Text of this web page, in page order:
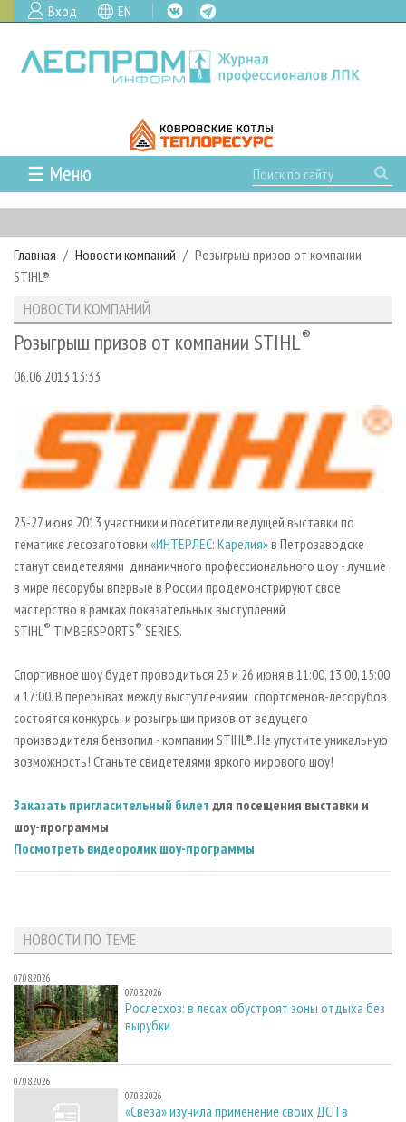
Вход EN
☰ Меню
ГЛАВНАЯ
РУБРИКИ И ТЕМЫ
РУБРИКИ ЖУРНАЛА
ЛЕСНОЕ ХОЗЯЙСТВО
ЛЕСОЗАГОТОВКА
ЛЕСОПИЛЕНИЕ
ДЕРЕВООБРАБОТКА
СУШКА ДРЕВЕСИНЫ
ПРОИЗВОДСТВО ДРЕВЕСНЫХ ПЛИТ
ДЕРЕВЯННОЕ ДОМОСТРОЕНИЕ
БИОЭНЕРГЕТИКА
ЦБП
ИНСТРУМЕНТ И МАТЕРИАЛЫ
НОВОСТИ
КАЛЕНДАРЬ СОБЫТИЙ
НОВОСТИ ЛПК
НОВОСТИ ЖУРНАЛА
НОВОСТИ КОМПАНИЙ
ПРОЕКТЫ ЛПИ
АНАЛИТИКА
ПРЕДПРИЯТИЯ ЛПК
ЛЕСНЫЕ РЕГИОНЫ РОССИИ
ПЕРСОНЫ
МОБИЛЬНЫЕ ВЫСТАВКИ
ОФИЦИАЛЬНЫЕ ДЕЛЕГАЦИИ
RUSSIAN FORESTRY REVIEW
ГАЗЕТА ЛЕСПРОМФОРУМ
БИБЛИОТЕКА СПЕЦИАЛИСТА
АРХИВ ЖУРНАЛОВ
КОНТАКТЫ
РЕКЛАМА
РЕКЛАМА НА САЙТЕ
Главная Новости компаний
Розыгрыш призов от компании
STIHL®
НОВОСТИ КОМПАНИЙ
Розыгрыш призов от компании STIHL®
06.06.2013 13:33
25-27 июня 2013 участники и посетители ведущей выставки по
тематике лесозаготовки «ИНТЕРЛЕС: Карелия»в Петрозаводске
станут свидетелями динамичного профессионального шоу - лучшие
в мире лесорубы впервые в России продемонстрируют свое
мастерство в рамках показательных выступлений
STIHL® TIMBERSPORTS® SERIES.
Спортивное шоу будет проводиться 25 и 26 июня в 11:00, 13:00, 15:00,
и 17:00. В перерывах между выступлениями спортсменов-лесорубов
состоятся конкурсы и розыгрыши призов от ведущего
производителя бензопил - компании STIHL®. Не упустите уникальную
возможность! Станьте свидетелями яркого мирового шоу!
Заказать пригласительный билет для посещения выставки и
шоу-программы
Посмотреть видеоролик шоу-программы
НОВОСТИ ПО ТЕМЕ
07.08.2026
07.08.2026
Рослесхоз: в лесах обустроят зоны отдыха без
вырубки
07.08.2026
07.08.2026
«Свеза» изучила применение своих ДСП в